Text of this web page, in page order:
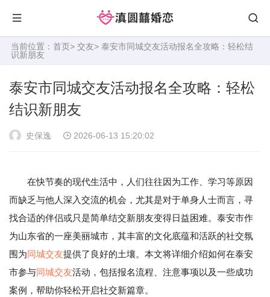
当前位置： 首页> 交友> 泰安市同城交友活动报名全攻略：轻松结
识新朋友
泰安市同城交友活动报名全攻略：轻松
结识新朋友
史保逸 2026-06-13 15:20:02
在快节奏的现代生活中，人们往往因为工作、学习等原因
而缺乏与他人深入交流的机会，尤其是对于单身人士而言，寻
找合适的伴侣或只是简单结交新朋友变得日益困难。泰安市作
为山东省的一座美丽城市，其丰富的文化底蕴和活跃的社交氛
围为同城交友提供了良好的土壤。本文将详细介绍如何在泰安
市参与同城交友活动，包括报名流程、注意事项以及一些成功
案例，帮助你轻松开启社交新篇章。